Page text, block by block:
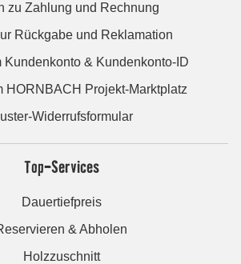
zu Zahlung und Rechnung
Rückgabe und Reklamation
Kundenkonto & Kundenkonto-ID
HORNBACH Projekt-Marktplatz
Widerrufsformular
Top-Services
Dauertiefpreis
& Abholen
Holzzuschnitt